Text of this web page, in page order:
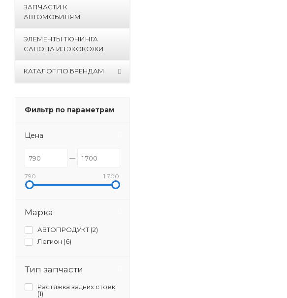
ЗАПЧАСТИ К
АВТОМОБИЛЯМ
ЭЛЕМЕНТЫ ТЮНИНГА
САЛОНА ИЗ ЭКОКОЖИ
КАТАЛОГ ПО БРЕНДАМ
Фильтр по параметрам
Цена
790 1 700
Марка
АВТОПРОДУКТ (2)
Легион (6)
Тип запчасти
Растяжка задних стоек
(1)